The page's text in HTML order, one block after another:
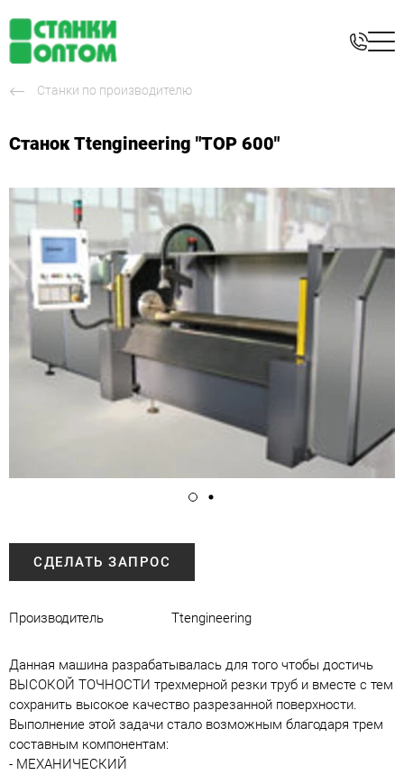
Станки по производителю
Станок Ttengineering "TOP 600"
СДЕЛАТЬ ЗАПРОС
Производитель Ttengineering
Данная машина разрабатывалась для того чтобы достичь
ВЫСОКОЙ ТОЧНОСТИ трехмерной резки труб и вместе с тем
сохранить высокое качество разрезанной поверхности.
Выполнение этой задачи стало возможным благодаря трем
составным компонентам:
- МЕХАНИЧЕСКИЙ